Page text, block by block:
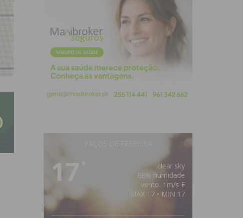
17
clear sky
88% humidade
vento: 1m/s E
MAX 17 • MIN 17